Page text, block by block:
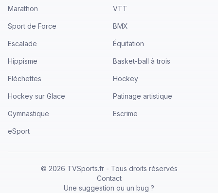
Marathon VTT
Sport de Force BMX
Escalade Équitation
Hippisme Basket-ball à trois
Fléchettes Hockey
Hockey sur Glace Patinage artistique
Gymnastique Escrime
eSport
© 2026 TVSports.fr - Tous droits réservés
Contact
Une suggestion ou un bug ?